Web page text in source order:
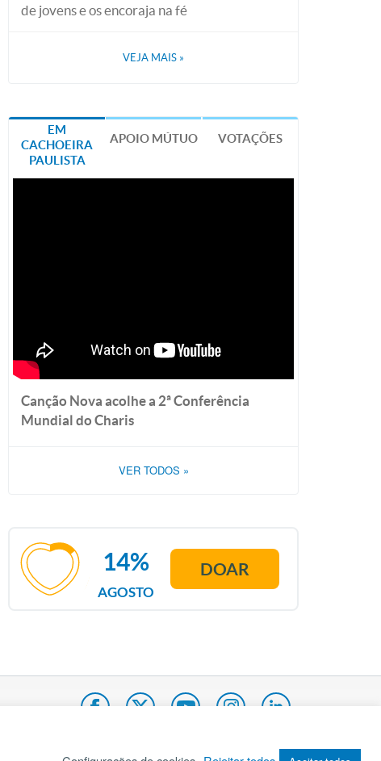
de jovens e os encoraja na fé
VEJA MAIS »
EM
CACHOEIRA
PAULISTA
APOIO MÚTUO VOTAÇÕES
Canção Nova acolhe a 2ª Conferência
Mundial do Charis
VER TODOS »
AGOSTO
14% DOAR